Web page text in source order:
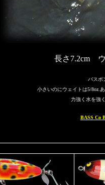
長さ7.2cm
バスボ
小さいのにウェイトは5/8oz.
力強く水を強
BASS Co